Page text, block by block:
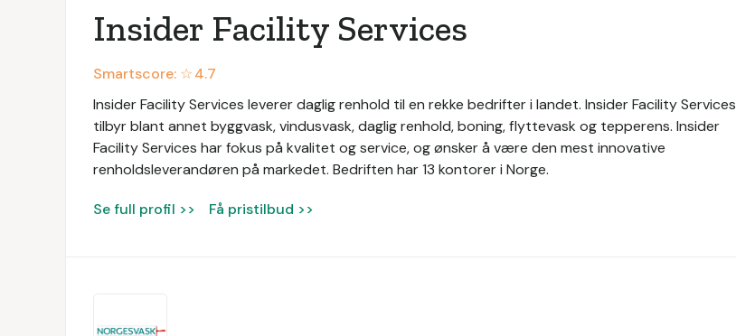
Insider Facility Services
Smartscore: ☆4.7
Insider Facility Services leverer daglig renhold til en rekke bedrifter i landet. Insider Facility Services
tilbyr blant annet byggvask, vindusvask, daglig renhold, boning, flyttevask og tepperens. Insider
Facility Services har fokus på kvalitet og service, og ønsker å være den mest innovative
renholdsleverandøren på markedet. Bedriften har 13 kontorer i Norge.
Se full profil >> Få pristilbud >>